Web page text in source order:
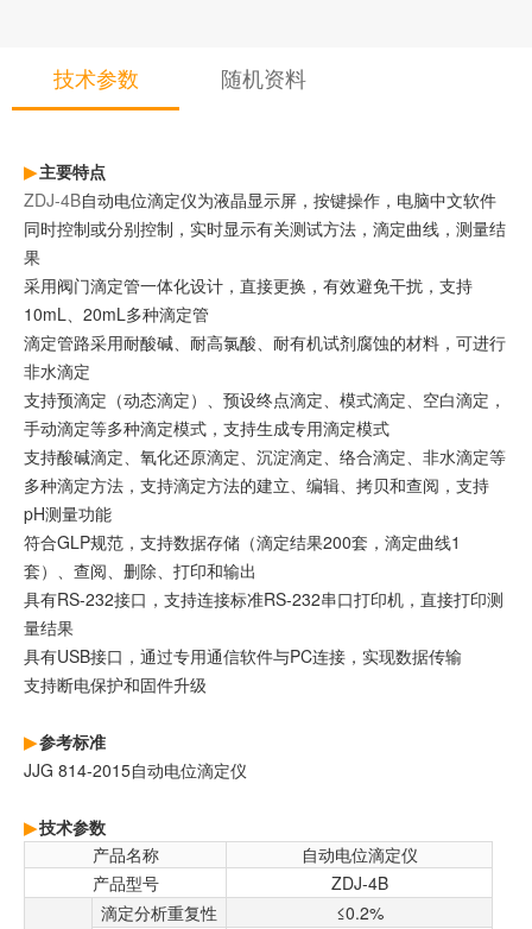
技术参数 随机资料
主要特点
ZDJ-4B自动电位滴定仪为液晶显示屏，按键操作，电脑中文软件
同时控制或分别控制，实时显示有关测试方法，滴定曲线，测量结
果
采用阀门滴定管一体化设计，直接更换，有效避免干扰，支持
10mL、20mL多种滴定管
滴定管路采用耐酸碱、耐高氯酸、耐有机试剂腐蚀的材料，可进行
非水滴定
支持预滴定（动态滴定）、预设终点滴定、模式滴定、空白滴定，
手动滴定等多种滴定模式，支持生成专用滴定模式
支持酸碱滴定、氧化还原滴定、沉淀滴定、络合滴定、非水滴定等
多种滴定方法，支持滴定方法的建立、编辑、拷贝和查阅，支持
pH测量功能
符合GLP规范，支持数据存储（滴定结果200套，滴定曲线1
套）、查阅、删除、打印和输出
具有RS-232接口，支持连接标准RS-232串口打印机，直接打印测
量结果
具有USB接口，通过专用通信软件与PC连接，实现数据传输
支持断电保护和固件升级
参考标准
JJG 814-2015自动电位滴定仪
技术参数
产品名称
自动电位滴定仪
产品型号
ZDJ-4B
滴定分析重复性
≤0.2%